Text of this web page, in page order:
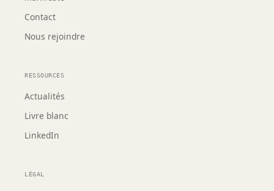
Contact
Nous rejoindre
RESSOURCES
Actualités
Livre blanc
LinkedIn
LÉGAL